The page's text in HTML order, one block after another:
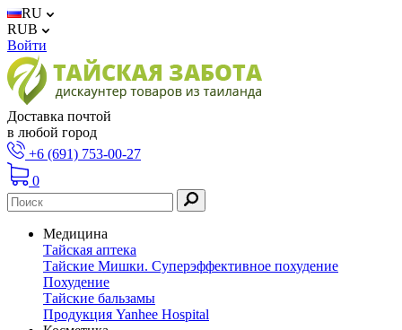
RU
RUB
Войти
Доставка почтой
в любой город
+6 (691) 753-00-27
0
Медицина
Тайская аптека
Тайские Мишки. Суперэффективное похудение
Похудение
Тайские бальзамы
Продукция Yanhee Hospital